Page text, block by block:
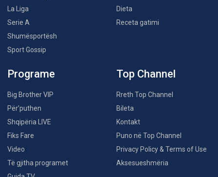
La Liga
Serie A
Shumësportësh
Sport Gossip
Dieta
Receta gatimi
Programe
Big Brother VIP
Për’puthen
Shqipëria LIVE
Fiks Fare
Video
Të gjitha programet
Top Channel
Rreth Top Channel
Bileta
Kontakt
Puno në Top Channel
Privacy Policy & Terms of Use
Aksesueshmëria